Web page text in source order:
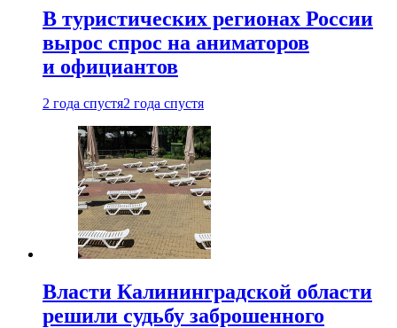
В туристических регионах России
вырос спрос на аниматоров
и официантов
2 года спустя2 года спустя
Власти Калининградской области
решили судьбу заброшенного